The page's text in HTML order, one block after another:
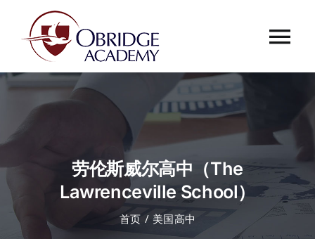
首页
欧桥动态
课程中心
劳伦斯威尔高中（The
Lawrenceville School）
首页 美国高中